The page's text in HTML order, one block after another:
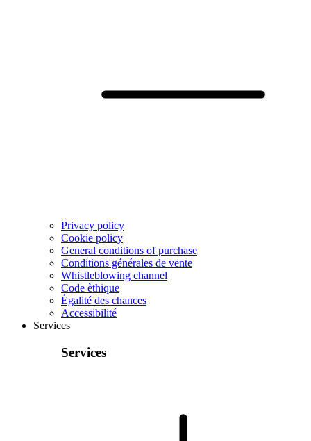
Privacy policy
Cookie policy
General conditions of purchase
Conditions générales de vente
Whistleblowing channel
Code èthique
Égalité des chances
Accessibilité
Services
Services